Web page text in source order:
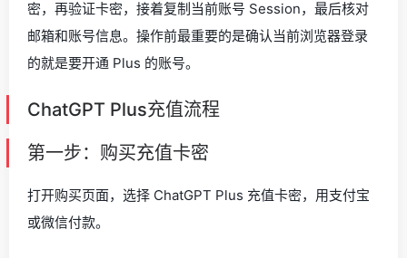
密，再验证卡密，接着复制当前账号 Session，最后核对
邮箱和账号信息。操作前最重要的是确认当前浏览器登录
的就是要开通 Plus 的账号。
ChatGPT Plus充值流程
第一步：购买充值卡密
打开购买页面，选择 ChatGPT Plus 充值卡密，用支付宝
或微信付款。